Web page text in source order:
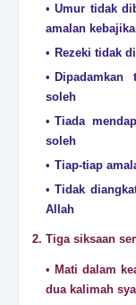
Umur tidak
amalan
Rezeki tidak
Dipadamkan
soleh
Tiada
soleh
Tiap-tiap
Tidak
Allah
2. Tiga siksaan
Mati dalam
dua kalimah